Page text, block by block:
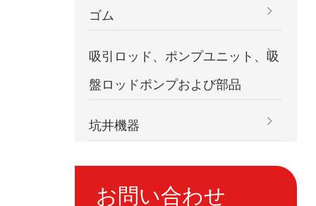
ゴム
吸引ロッド、ポンプユニット、吸
盤ロッドポンプおよび部品
坑井機器
お問い合わせ